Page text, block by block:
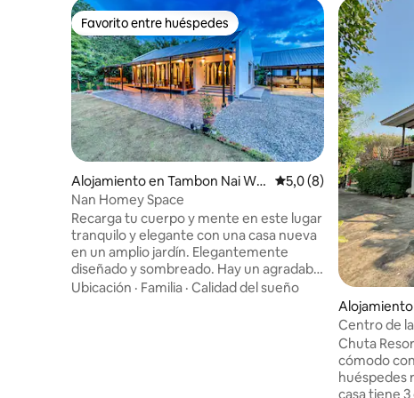
Favorito entre huéspedes
Favorito entre huéspedes
Alojamiento en Tambon Nai Wia
ng
Calificación
5,0 (8)
Nan Homey Space
Recarga tu cuerpo y mente en este lugar
tranquilo y elegante con una casa nueva
en un amplio jardín. Elegantemente
diseñado y sombreado. Hay un agradable
balcón. 2 dormitorios, 2 baños, un amplio
Ubicación · Familia · Calidad del sueño
Alojamiento
ueang
Centro de
rodeada de
Chuta
cómodo
huéspedes
casa tiene 3